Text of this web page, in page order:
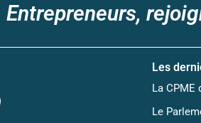
Entrepreneurs,
Les
La CPME
Le